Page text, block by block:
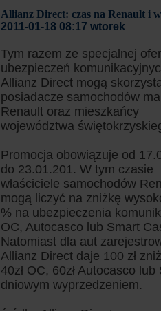
Allianz Direct: czas na Renault i
2011-01-18 08:17 wtorek
Tym razem ze specjalnej
ubezpieczeń
Allianz Direct mogą
posiadacze samochodów
Renault oraz mieszkańcy
województwa
Promocja obowiązuje od
do 23.01.201. W tym czasie
właściciele samochodów
mogą liczyć na zniżkę
% na ubezpieczenia
OC, Autocasco lub Smart
Natomiast dla aut
Allianz Direct daje 100 zł
40zł OC, 60zł Autocasco
dniowym wyprzedzeniem.